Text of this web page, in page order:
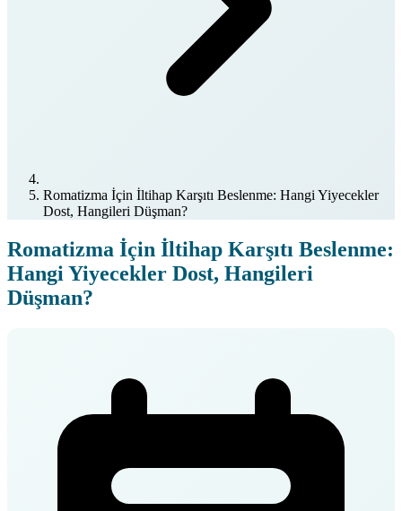
Romatizma İçin İltihap Karşıtı Beslenme: Hangi Yiyecekler
Dost, Hangileri Düşman?
Romatizma İçin İltihap Karşıtı Beslenme:
Hangi Yiyecekler Dost, Hangileri
Düşman?